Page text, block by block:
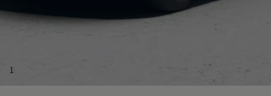
Motorenöl und Flüssigkeiten
Räder und Reifen
Schutz und Pflege
1